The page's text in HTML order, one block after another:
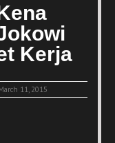
Kerja
11, 2015